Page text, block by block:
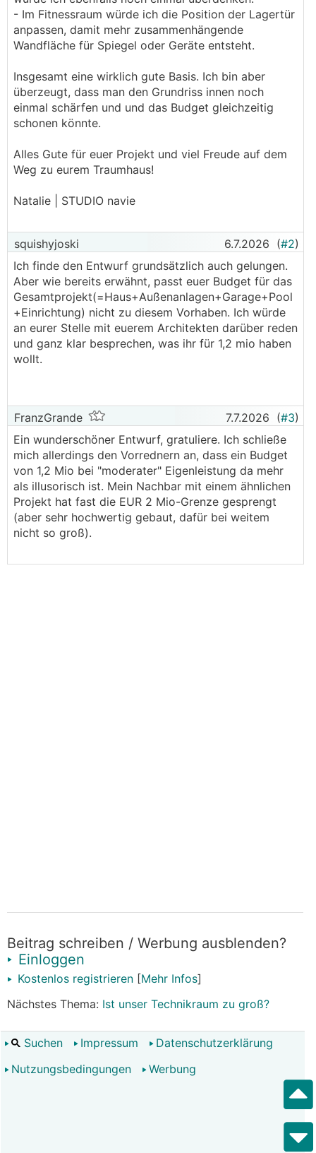
- Im Fitnessraum würde ich die Position der Lagertür
anpassen, damit mehr zusammenhängende
Wandfläche für Spiegel oder Geräte entsteht.
Insgesamt eine wirklich gute Basis. Ich bin aber
überzeugt, dass man den Grundriss innen noch
einmal schärfen und und das Budget gleichzeitig
schonen könnte.
Alles Gute für euer Projekt und viel Freude auf dem
Weg zu eurem Traumhaus!
Natalie | STUDIO navie
squishyjoski 6.7.2026 (#2)
Ich finde den Entwurf grundsätzlich auch gelungen.
Aber wie bereits erwähnt, passt euer Budget für das
Gesamtprojekt(=Haus+Außenanlagen+Garage+Pool
+Einrichtung) nicht zu diesem Vorhaben. Ich würde
an eurer Stelle mit euerem Architekten darüber reden
und ganz klar besprechen, was ihr für 1,2 mio haben
wollt.
FranzGrande 7.7.2026 (#3)
Ein wunderschöner Entwurf, gratuliere. Ich schließe
mich allerdings den Vorrednern an, dass ein Budget
von 1,2 Mio bei "moderater" Eigenleistung da mehr
als illusorisch ist. Mein Nachbar mit einem ähnlichen
Projekt hat fast die EUR 2 Mio-Grenze gesprengt
(aber sehr hochwertig gebaut, dafür bei weitem
nicht so groß).
Beitrag schreiben / Werbung ausblenden?
Einloggen
Kostenlos registrieren [Mehr Infos]
Nächstes Thema: Ist unser Technikraum zu groß?
Suchen Impressum
Datenschutzerklärung
Nutzungsbedingungen
Werbung